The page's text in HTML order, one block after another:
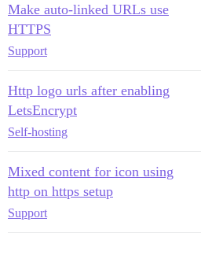
Make auto-linked URLs use
HTTPS
Support
Http logo urls after enabling
LetsEncrypt
Self-hosting
Mixed content for icon using
http on https setup
Support